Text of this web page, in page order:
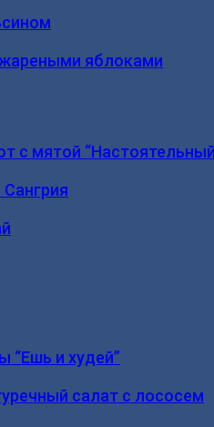
яблоками
с мятой
“Ешь и худей”
салат с лососем